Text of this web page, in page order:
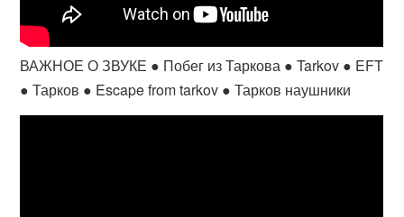
ВАЖНОЕ О ЗВУКЕ ● Побег из Таркова ● Tarkov ● EFT
● Тарков ● Escape from tarkov ● Тарков наушники